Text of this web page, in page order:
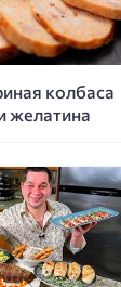
колбаса
желатина